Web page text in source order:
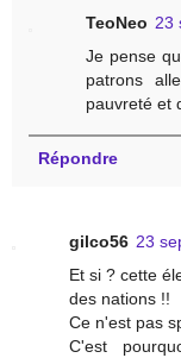
TeoNeo 23
Je pense
patrons
pauvreté et
Répondre
gilco56 23
Et si ? cette
des nations !!
Ce n'est pas
C'est